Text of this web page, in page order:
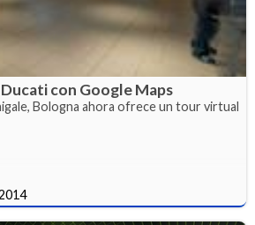
con Google Maps
Bologna ahora ofrece un tour virtual